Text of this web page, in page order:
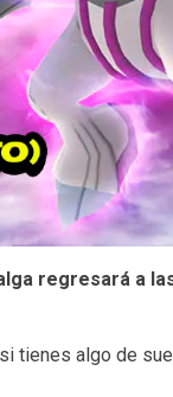
regresará a
tienes algo de